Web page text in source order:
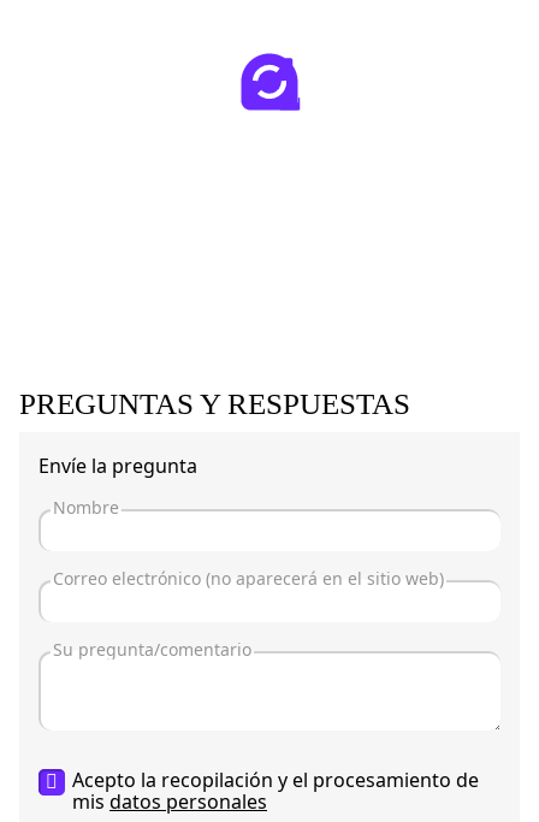
PREGUNTAS Y RESPUESTAS
Envíe la pregunta
Acepto la recopilación y el procesamiento de
mis datos personales